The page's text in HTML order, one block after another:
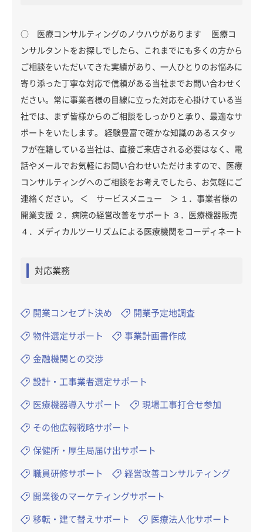
○ 医療コンサルティングのノウハウがあります 医療コ
ンサルタントをお探しでしたら、これまでにも多くの方から
ご相談をいただいてきた実績があり、一人ひとりのお悩みに
寄り添った丁寧な対応で信頼がある当社までお問い合わせく
ださい。常に事業者様の目線に立った対応を心掛けている当
社では、まず皆様からのご相談をしっかりと承り、最適なサ
ポートをいたします。 経験豊富で確かな知識のあるスタッ
フが在籍している当社は、直接ご来店される必要はなく、電
話やメールでお気軽にお問い合わせいただけますので、医療
コンサルティングへのご相談をお考えでしたら、お気軽にご
連絡ください。 ＜ サービスメニュー ＞ １．事業者様の
開業支援 ２．病院の経営改善をサポート ３．医療機器販売
４．メディカルツーリズムによる医療機関をコーディネート
対応業務
開業コンセプト決め 開業予定地調査
物件選定サポート 事業計画書作成
金融機関との交渉
設計・工事業者選定サポート
医療機器導入サポート 現場工事打合せ参加
その他広報戦略サポート
保健所・厚生局届け出サポート
職員研修サポート 経営改善コンサルティング
開業後のマーケティングサポート
移転・建て替えサポート 医療法人化サポート